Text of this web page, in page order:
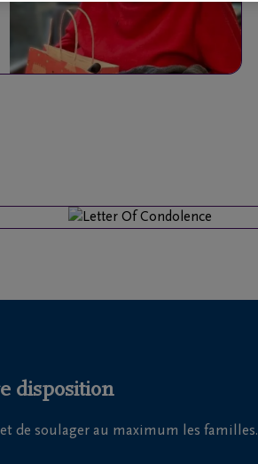
disposition
de soulager au maximum les familles.